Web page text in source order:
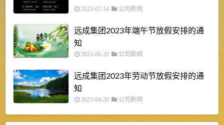
2023-07-14 公司新闻
远成集团2023年端午节放假安排的通
知
2023-06-20 公司新闻
远成集团2023年劳动节放假安排的通
知
2023-04-20 公司新闻